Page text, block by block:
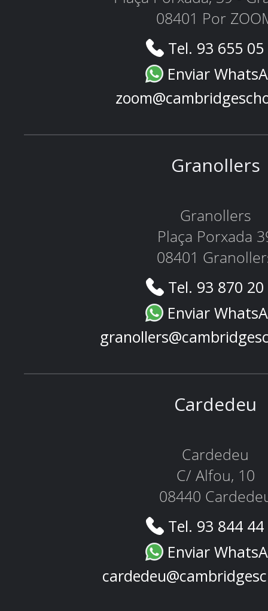
08401 Por
Tel. 93 655
Enviar
Granollers
Granollers
Plaça Porxada
08401
Tel. 93 870
Enviar
Cardedeu
Cardedeu
C/ Alfou, 10
08440
Tel. 93 844
Enviar